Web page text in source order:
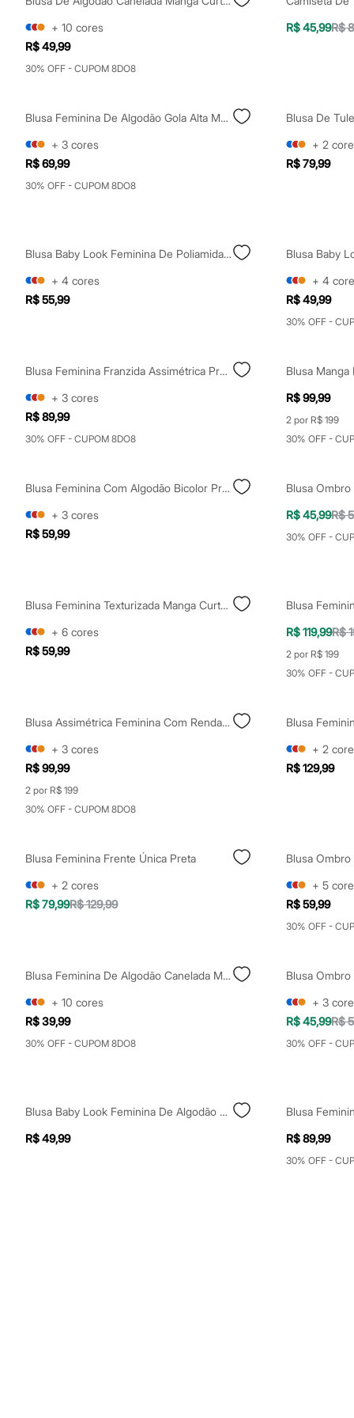
Yessica
Moda esportiva
Acessórios
Blusas
Calçados
Leggings
Moda íntima
Cintas e Modeladores
Meias
Sutiãs e Tops
Saídas de praia
Personagens
Plus size
Blusas e Camisetas
Calças
Vestidos
Masculino
Em alta
Dia dos Pais
Inverno
Novidades
Camisas
Camisetas e Regatas
Casacos e Jaquetas
Chapéus e Bonés
Carteiras
Óculos
Relógios
Sapatos
Sandálias e Papetes
Tênis
Moda esportiva
Acessórios
Bermudas
Camisetas
Calças
Moda íntima
Meias
Pijamas
Calças
Casacos e Jaquetas
Jeans
Moda esportiva
Shorts e Bermudas
Romântico para as meninas
Inverno
Novidades
+ 10 cores
R$ 49,99
30% OFF - CUPOM 8DO8
R$ 45,99R$
Blusa Feminina De Algodão Gola Alta Manga Curta Preta
+ 3 cores
R$ 69,99
30% OFF - CUPOM 8DO8
+ 2
R$ 79,99
Blusa Baby Look Feminina De Poliamida Básica Preta
+ 4 cores
R$ 55,99
+ 4
R$ 49,99
30% OFF -
Blusa Feminina Franzida Assimétrica Preta
+ 3 cores
R$ 89,99
30% OFF - CUPOM 8DO8
R$ 99,99
2 por R$ 199
30% OFF -
Blusa Feminina Com Algodão Bicolor Preta
+ 3 cores
R$ 59,99
R$ 45,99R$
30% OFF -
Blusa Feminina Texturizada Manga Curta Verde
+ 6 cores
R$ 59,99
R$ 119,99R$
2 por R$ 199
30% OFF -
Blusa Assimétrica Feminina Com Renda Preta
+ 3 cores
R$ 99,99
2 por R$ 199
30% OFF - CUPOM 8DO8
+ 2
R$ 129,99
Blusa Feminina Frente Única Preta
+ 2 cores
R$ 79,99R$ 129,99
+ 5
R$ 59,99
30% OFF -
Blusa Feminina De Algodão Canelada Manga Curta Verde
+ 10 cores
R$ 39,99
30% OFF - CUPOM 8DO8
+ 3
R$ 45,99R$
30% OFF -
Blusa Baby Look Feminina De Algodão Manga Curta Estampada Amarela
R$ 49,99
R$ 89,99
30% OFF -